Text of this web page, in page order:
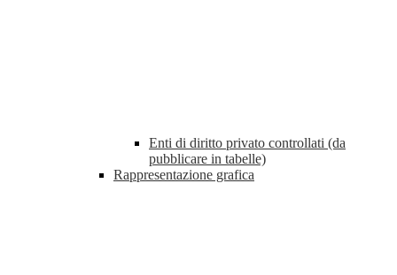
Enti di diritto privato controllati (da
pubblicare in tabelle)
Rappresentazione grafica